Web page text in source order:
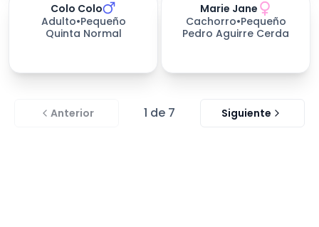
días esperando
Colo Colo
Adulto•Pequeño
Quinta Normal
Marie Jane
Cachorro•Pequeño
Pedro Aguirre Cerda
Anterior 1 de 7 Siguiente